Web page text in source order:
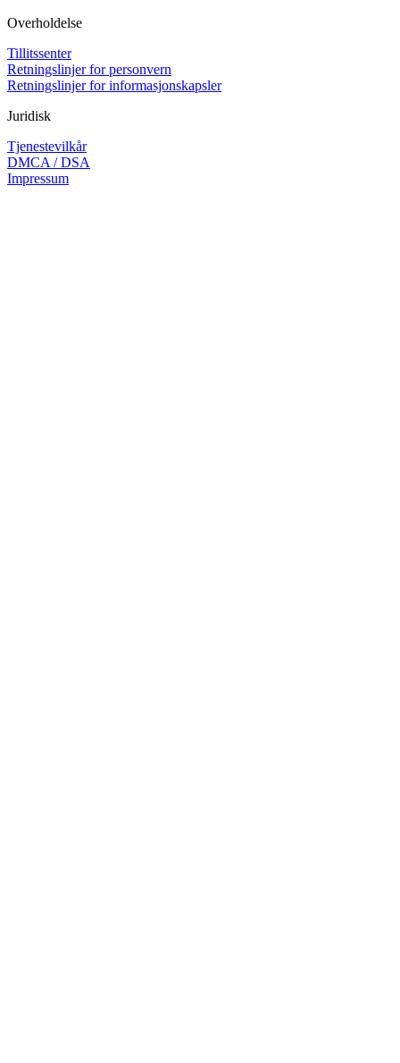
Overholdelse
Tillitssenter
Retningslinjer for personvern
Retningslinjer for informasjonskapsler
Juridisk
Tjenestevilkår
DMCA / DSA
Impressum